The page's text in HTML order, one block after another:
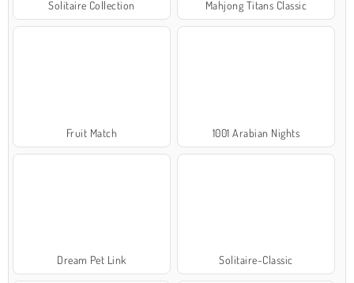
Solitaire Collection Mahjong Titans Classic
Fruit Match 1001 Arabian Nights
Dream Pet Link Solitaire-Classic